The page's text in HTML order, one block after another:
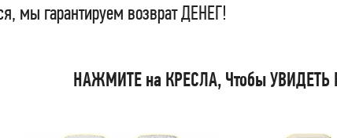
мы гарантируем возврат ДЕНЕГ!
НАЖМИТЕ на КРЕСЛА, Чтобы